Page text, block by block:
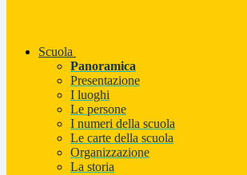
Scuola
Panoramica
Presentazione
I luoghi
Le persone
I numeri della scuola
Le carte della scuola
Organizzazione
La storia